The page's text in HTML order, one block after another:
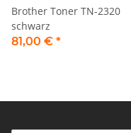
Brother Toner TN-2320
schwarz
81,00 € *